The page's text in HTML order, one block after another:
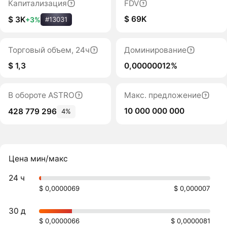
Капитализация
$ 3K+3% #13031
FDV
$ 69K
Торговый объем, 24ч
$ 1,3
Доминирование
0,00000012%
В обороте ASTRO
428 779 296 4%
Макс. предложение
10 000 000 000
Цена мин/макс
24 ч
$ 0,0000069 $ 0,000007
30 д
$ 0,0000066 $ 0,0000081